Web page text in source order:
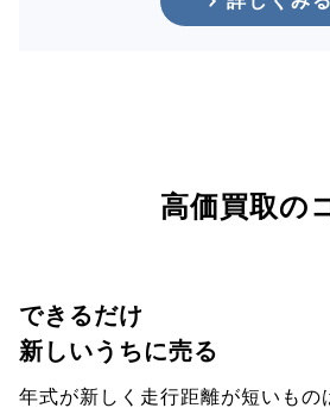
高価買取の
できるだけ
新しいうちに売る
年式が新しく走行距離が短いもの